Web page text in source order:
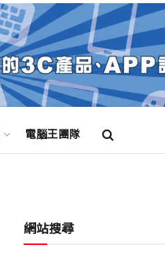
電腦王團隊
網站搜尋